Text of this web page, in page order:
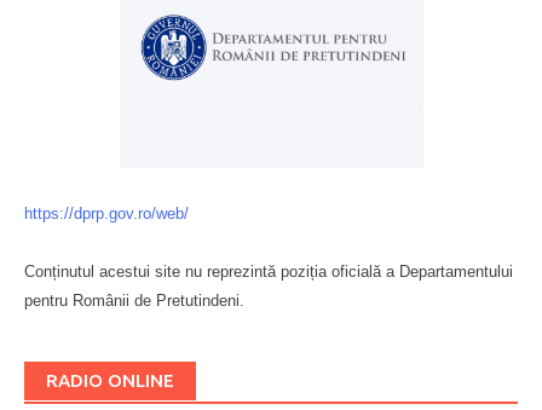
https://dprp.gov.ro/web/
Conținutul acestui site nu reprezintă poziția oficială a Departamentului
pentru Românii de Pretutindeni.
RADIO ONLINE